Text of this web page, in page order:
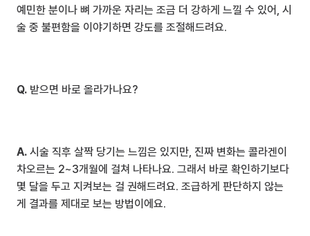
예민한 분이나 뼈 가까운 자리는 조금 더 강하게 느낄 수 있어, 시
술 중 불편함을 이야기하면 강도를 조절해드려요.
Q. 받으면 바로 올라가나요?
A. 시술 직후 살짝 당기는 느낌은 있지만, 진짜 변화는 콜라겐이
차오르는 2~3개월에 걸쳐 나타나요. 그래서 바로 확인하기보다
몇 달을 두고 지켜보는 걸 권해드려요. 조급하게 판단하지 않는
게 결과를 제대로 보는 방법이에요.